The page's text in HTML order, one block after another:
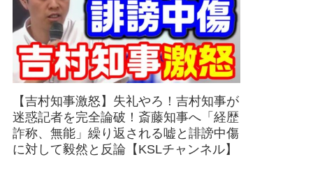
【吉村知事激怒】失礼やろ！吉村知事が
迷惑記者を完全論破！斎藤知事へ「経歴
詐称、無能」繰り返される嘘と誹謗中傷
に対して毅然と反論【KSLチャンネル】